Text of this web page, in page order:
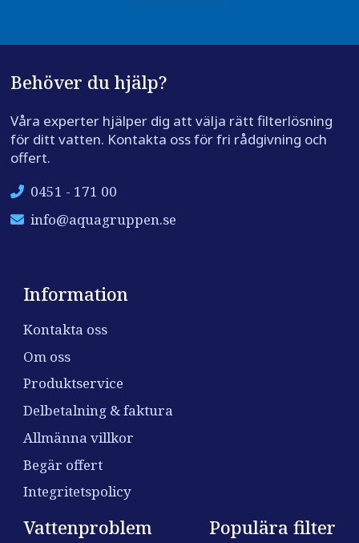
Behöver du hjälp?
Våra experter hjälper dig att välja rätt filterlösning
för ditt vatten. Kontakta oss för fri rådgivning och
offert.
0451 - 171 00
info@aquagruppen.se
Information
Kontakta oss
Om oss
Produktservice
Delbetalning & faktura
Allmänna villkor
Begär offert
Integritetspolicy
Vattenproblem Populära filter